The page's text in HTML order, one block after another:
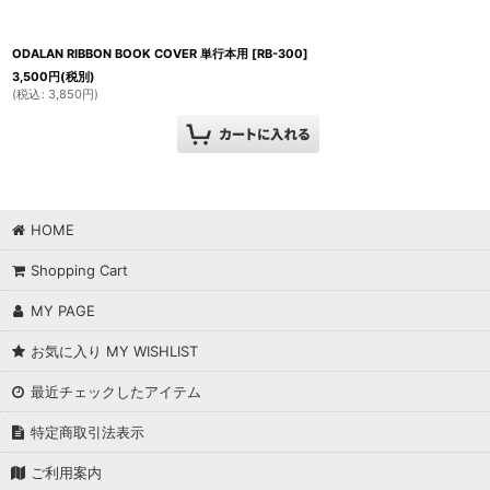
ODALAN RIBBON BOOK COVER 単行本用 [RB-300]
3,500 円 (税別)
(税込 : 3,850円)
HOME
Shopping Cart
MY PAGE
お気に入り MY WISHLIST
最近チェックしたアイテム
特定商取引法表示
ご利用案内